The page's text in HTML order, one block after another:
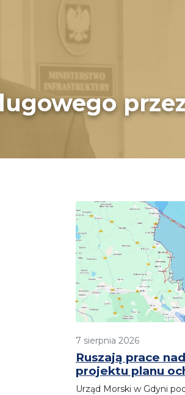
7 sierpnia 2026
Ruszają prace
projektu planu
Urząd Morski w Gdyni